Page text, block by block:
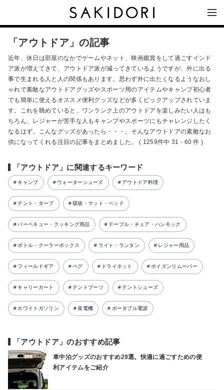
「アウトドア」の記事
近年、休日は部屋のなかでゲームやネット、映画鑑賞をして過ごすインド
ア派が増えてきて、アウトドア派が減ってきているようですが、外に出る
事で生まれる人と人の関係もあります。思わず外に出たくなるようなおし
ゃれで素敵なアウトドアグッズやスポーツ用のアイテムやキャンプ初心者
でも簡単に使えるオススメ便利グッズなどが多くピックアップされていま
す。これを眺めていると、ワンランク上のアウトドアを楽しみたい人はも
ちろん、レジャーが苦手な人もキャンプやスポーツにもチャレンジしたく
なるはず。こんなグッズがあったら・・・。そんなアウトドアの素敵なお
供になってくれる注目の記事をまとめました。 ( 1259件中 31 - 60 件 )
「アウトドア」に関連するキーワード
キャンプ ウォーターシューズ アウトドア料理
テント・タープ 寝袋・マット・ベッド
バーベキュー・クッキング用品 テーブル・チェア・ハンモック
ボトル・クーラーボックス ライト・ランタン レジャー用品
フィールドギア ペグ ドライネット ポイズンリムーバー
キャリーカート テントブーツ テントシューズ
ホワイトガソリン 発電機 ポータブル電源
「アウトドア」のおすすめ記事
車中泊グッズのおすすめ29選。快適に過ごすための便
利アイテムをご紹介